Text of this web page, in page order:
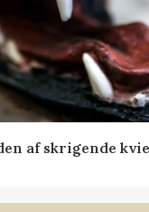
af skrigende